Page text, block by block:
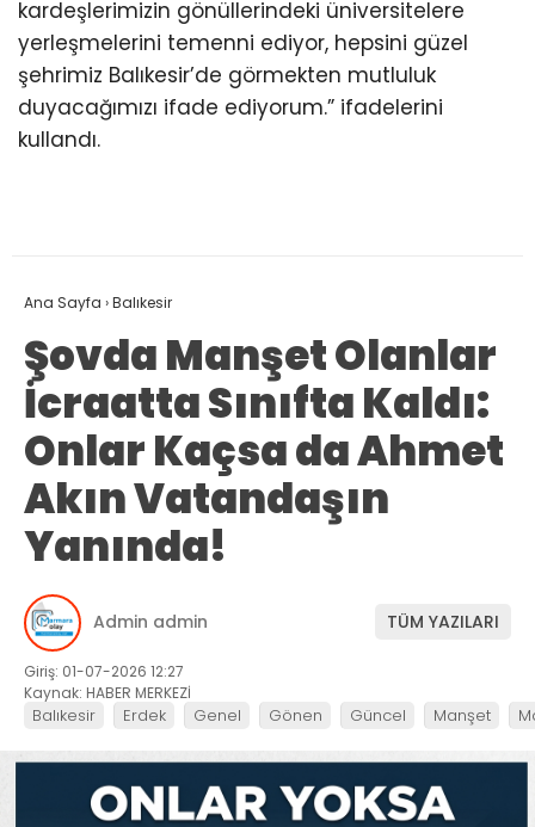
kardeşlerimizin gönüllerindeki üniversitelere
yerleşmelerini temenni ediyor, hepsini güzel
şehrimiz Balıkesir’de görmekten mutluluk
duyacağımızı ifade ediyorum.” ifadelerini
kullandı.
Ana Sayfa ›Balıkesir
Şovda Manşet Olanlar
İcraatta Sınıfta Kaldı:
Onlar Kaçsa da Ahmet
Akın Vatandaşın
Yanında!
Admin admin TÜM YAZILARI
Giriş: 01-07-2026 12:27
Kaynak: HABER MERKEZİ
Balıkesir Erdek Genel Gönen Güncel Manşet